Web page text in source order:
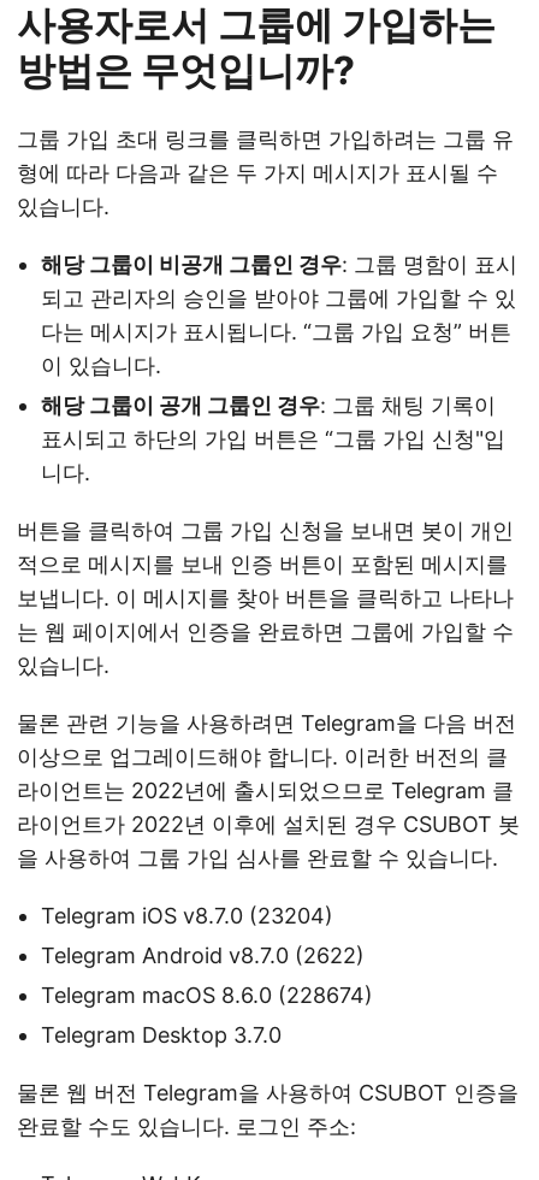
사용자로서 그룹에 가입하는
방법은 무엇입니까?
그룹 가입 초대 링크를 클릭하면 가입하려는 그룹 유
형에 따라 다음과 같은 두 가지 메시지가 표시될 수
있습니다.
해당 그룹이 비공개 그룹인 경우: 그룹 명함이 표시
되고 관리자의 승인을 받아야 그룹에 가입할 수 있
다는 메시지가 표시됩니다. “그룹 가입 요청” 버튼
이 있습니다.
해당 그룹이 공개 그룹인 경우: 그룹 채팅 기록이
표시되고 하단의 가입 버튼은 “그룹 가입 신청"입
니다.
버튼을 클릭하여 그룹 가입 신청을 보내면 봇이 개인
적으로 메시지를 보내 인증 버튼이 포함된 메시지를
보냅니다. 이 메시지를 찾아 버튼을 클릭하고 나타나
는 웹 페이지에서 인증을 완료하면 그룹에 가입할 수
있습니다.
물론 관련 기능을 사용하려면 Telegram을 다음 버전
이상으로 업그레이드해야 합니다. 이러한 버전의 클
라이언트는 2022년에 출시되었으므로 Telegram 클
라이언트가 2022년 이후에 설치된 경우 CSUBOT 봇
을 사용하여 그룹 가입 심사를 완료할 수 있습니다.
Telegram iOS v8.7.0 (23204)
Telegram Android v8.7.0 (2622)
Telegram macOS 8.6.0 (228674)
Telegram Desktop 3.7.0
물론 웹 버전 Telegram을 사용하여 CSUBOT 인증을
완료할 수도 있습니다. 로그인 주소: